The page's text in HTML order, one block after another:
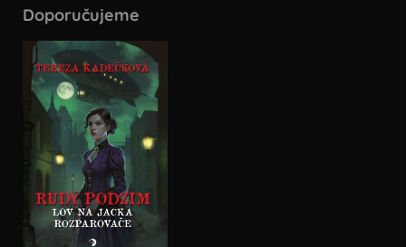
Doporučujeme